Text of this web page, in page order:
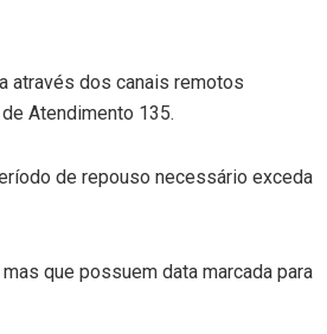
através dos canais remotos
Atendimento 135.
de repouso necessário exceda
que possuem data marcada para